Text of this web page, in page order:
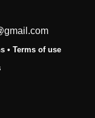
•Terms of use